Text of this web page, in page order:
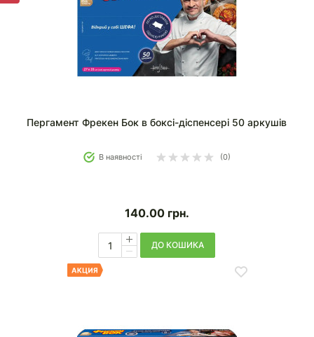
Пергамент Фрекен Бок в боксі-діспенсері 50 аркушів
В наявності (0)
140.00 грн.
ДО КОШИКА